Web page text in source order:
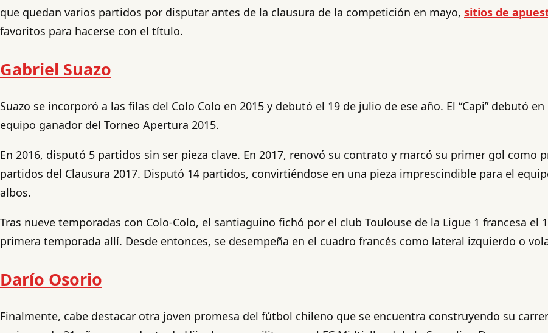
que quedan varios partidos por disputar antes de la clausura de la competición en mayo, sitios de
favoritos para hacerse con el título.
Gabriel Suazo
Suazo se incorporó a las filas del Colo Colo en 2015 y debutó el 19 de julio de ese año. El “Capi” debutó
equipo ganador del Torneo Apertura 2015.
En 2016, disputó 5 partidos sin ser pieza clave. En 2017, renovó su contrato y marcó su primer gol como
partidos del Clausura 2017. Disputó 14 partidos, convirtiéndose en una pieza imprescindible para el
albos.
Tras nueve temporadas con Colo-Colo, el santiaguino fichó por el club Toulouse de la Ligue 1 francesa el
primera temporada allí. Desde entonces, se desempeña en el cuadro francés como lateral izquierdo o
Darío Osorio
Finalmente, cabe destacar otra joven promesa del fútbol chileno que se encuentra construyendo su